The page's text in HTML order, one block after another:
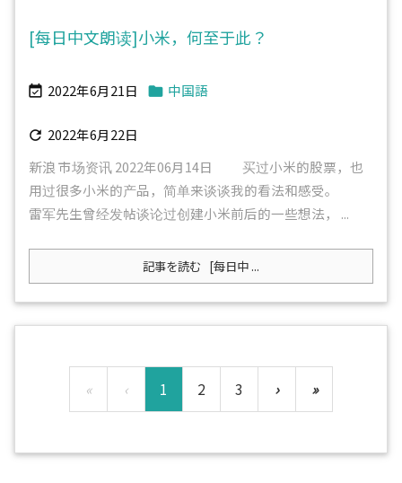
[每日中文朗读]小米，何至于此？
 2022年6月21日  中国語
 2022年6月22日
新浪 市场资讯 2022年06月14日 买过小米的股票，也
用过很多小米的产品，简单来谈谈我的看法和感受。
雷军先生曾经发帖谈论过创建小米前后的一些想法， ...
記事を読む [每日中 ...
« ‹ 1 2 3 › »